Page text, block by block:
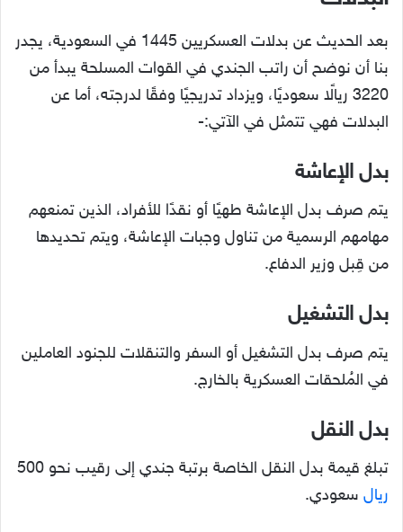
بعد الحديث عن بدلات العسكريين 1445 في السعودية، يجدر
بنا أن نوضح أن راتب الجندي في القوات المسلحة يبدأ من
3220 ريالًا سعوديًا، ويزداد تدريجيًا وفقًا لدرجته، أما عن
البدلات فهي تتمثل في الآتي:-
بدل الإعاشة
يتم صرف بدل الإعاشة طهيًا أو نقدًا للأفراد، الذين تمنعهم
مهامهم الرسمية من تناول وجبات الإعاشة، ويتم تحديدها
من قِبل وزير الدفاع.
بدل التشغيل
يتم صرف بدل التشغيل أو السفر والتنقلات للجنود العاملين
في المُلحقات العسكرية بالخارج.
بدل النقل
تبلغ قيمة بدل النقل الخاصة برتبة جندي إلى رقيب نحو 500
ريال سعودي.